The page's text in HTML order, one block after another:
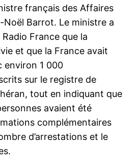
français des Affaires
Noël Barrot. Le ministre a
Radio France que la
et que la France avait
environ 1 000
sur le registre de
tout en indiquant que
avaient été
complémentaires
d’arrestations et le